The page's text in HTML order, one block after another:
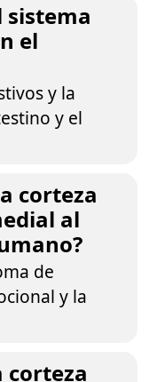
sistema
el
y la
y el
corteza
al
de
y la
corteza